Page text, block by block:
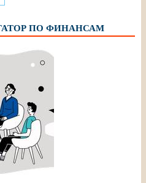
ПО ФИНАНСАМ